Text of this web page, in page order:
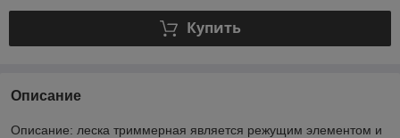
Купить
Описание
Описание: леска триммерная является режущим элементом и